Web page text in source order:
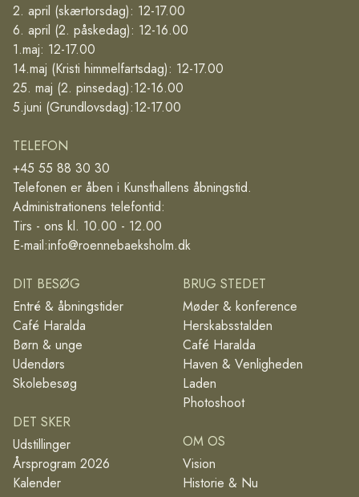
2. april (skærtorsdag): 12-17.00
6. april (2. påskedag): 12-16.00
1.maj: 12-17.00
14.maj (Kristi himmelfartsdag): 12-17.00
25. maj (2. pinsedag):12-16.00
5.juni (Grundlovsdag):12-17.00
TELEFON
+45 55 88 30 30
Telefonen er åben i Kunsthallens åbningstid.
Administrationens telefontid:
Tirs - ons kl. 10.00 - 12.00
E-mail:info@roennebaeksholm.dk
DIT BESØG
Entré & åbningstider
Café Haralda
Børn & unge
Udendørs
Skolebesøg
DET SKER
Udstillinger
Årsprogram 2026
Kalender
BRUG STEDET
Møder & konference
Herskabsstalden
Café Haralda
Haven & Venligheden
Laden
Photoshoot
OM OS
Vision
Historie & Nu